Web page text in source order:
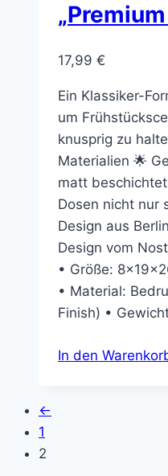
17,99 €
Ein Klassiker-
um
knusprig zu
Materialien 🌟
matt
Dosen nicht nur
Design aus
Design vom
• Größe:
• Material:
Finish) •
In den
←
1
2